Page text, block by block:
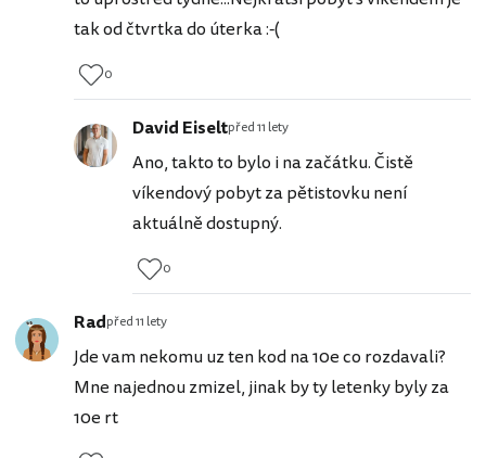
tak od čtvrtka do úterka :-(
0
David Eiseltpřed 11 lety
Ano, takto to bylo i na začátku. Čistě
víkendový pobyt za pětistovku není
aktuálně dostupný.
0
Radpřed 11 lety
Jde vam nekomu uz ten kod na 10e co rozdavali?
Mne najednou zmizel, jinak by ty letenky byly za
10e rt